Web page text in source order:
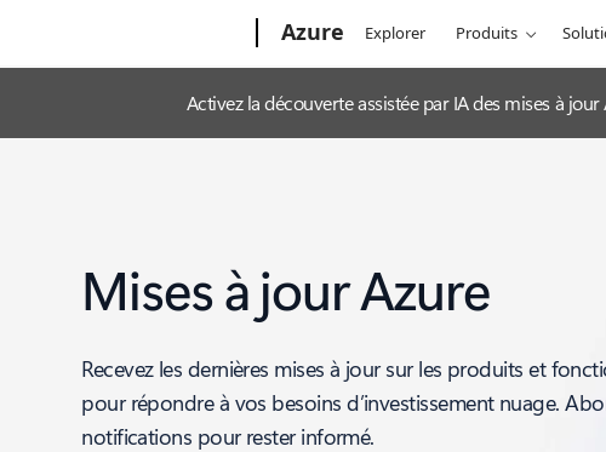
Azure Explorer Produits
Activez la découverte assistée par IA des mises à
Mises à jour Azure
Recevez les dernières mises à jour sur les produits et
pour répondre à vos besoins d’investissement nuage.
notifications pour rester informé.